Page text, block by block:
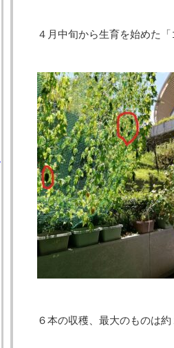
４月中旬から生育を始めた
６本の収穫、最大のものは